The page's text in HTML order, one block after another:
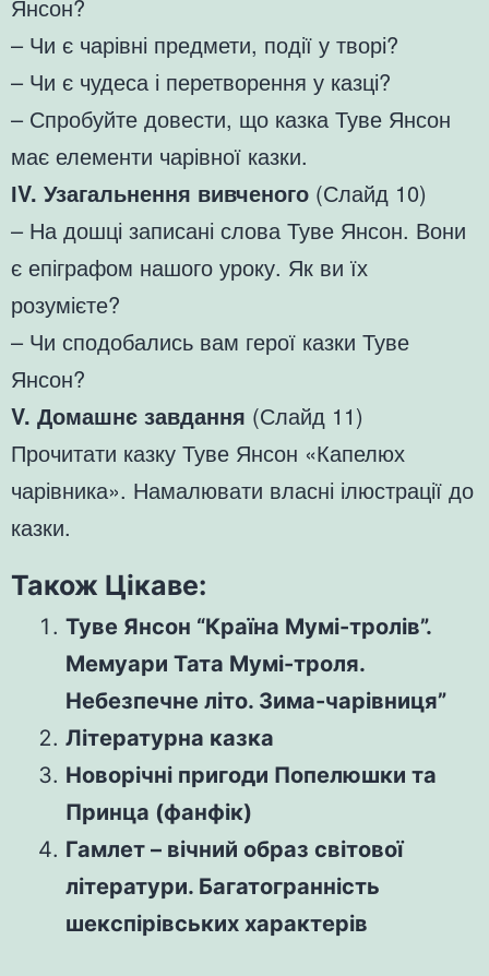
Янсон?
– Чи є чарівні предмети, події у творі?
– Чи є чудеса і перетворення у казці?
– Спробуйте довести, що казка Туве Янсон
має елементи чарівної казки.
ІV. Узагальнення вивченого (Слайд 10)
– На дошці записані слова Туве Янсон. Вони
є епіграфом нашого уроку. Як ви їх
розумієте?
– Чи сподобались вам герої казки Туве
Янсон?
V. Домашнє завдання (Слайд 11)
Прочитати казку Туве Янсон «Капелюх
чарівника». Намалювати власні ілюстрації до
казки.
Також Цікаве:
Туве Янсон “Країна Мумі-тролів”.
Мемуари Тата Мумі-троля.
Небезпечне літо. Зима-чарівниця”
Літературна казка
Новорічні пригоди Попелюшки та
Принца (фанфік)
Гамлет – вічний образ світової
літератури. Багатогранність
шекспірівських характерів